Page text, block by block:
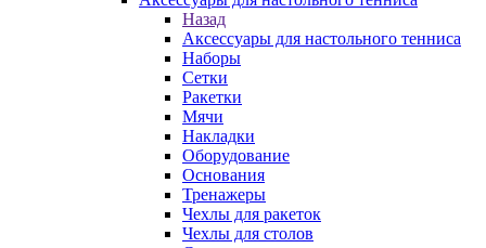
Назад
Аксессуары для настольного тенниса
Наборы
Сетки
Ракетки
Мячи
Накладки
Оборудование
Основания
Тренажеры
Чехлы для ракеток
Чехлы для столов